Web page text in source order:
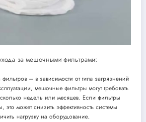
за мешочными фильтрами:
– в зависимости от типа загрязнений
мешочные фильтры могут требовать
недель или месяцев. Если фильтры
это может снизить эффективность системы
нагрузку на оборудование.